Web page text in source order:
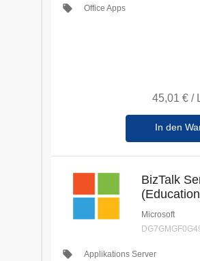
local_offer Office Apps
45,01 € /
In den
BizTalk
Microsoft
local_offer Applikations Server